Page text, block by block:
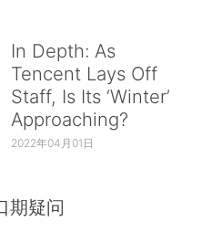
In Depth: As
Tencent Lays Off
Staff, Is Its ‘Winter’
Approaching?
2022年04月01日
期疑问